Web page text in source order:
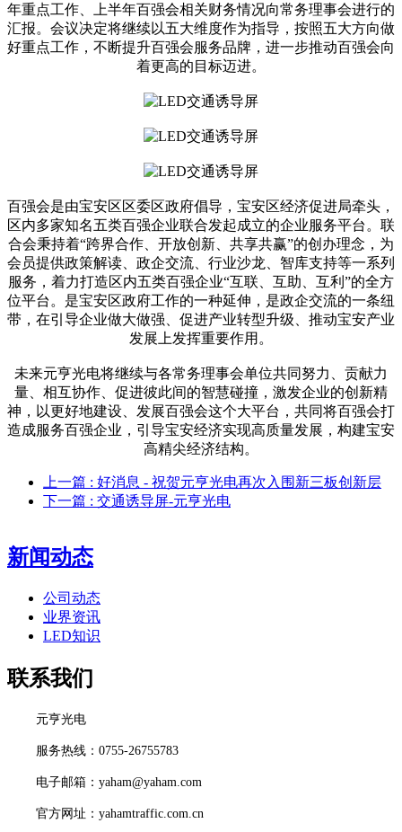
年重点工作、上半年百强会相关财务情况向常务理事会进行的
汇报。会议决定将继续以五大维度作为指导，按照五大方向做
好重点工作，不断提升百强会服务品牌，进一步推动百强会向
着更高的目标迈进。
百强会是由宝安区区委区政府倡导，宝安区经济促进局牵头，
区内多家知名五类百强企业联合发起成立的企业服务平台。联
合会秉持着“跨界合作、开放创新、共享共赢”的创办理念，为
会员提供政策解读、政企交流、行业沙龙、智库支持等一系列
服务，着力打造区内五类百强企业“互联、互助、互利”的全方
位平台。是宝安区政府工作的一种延伸，是政企交流的一条纽
带，在引导企业做大做强、促进产业转型升级、推动宝安产业
发展上发挥重要作用。
未来元亨光电将继续与各常务理事会单位共同努力、贡献力
量、相互协作、促进彼此间的智慧碰撞，激发企业的创新精
神，以更好地建设、发展百强会这个大平台，共同将百强会打
造成服务百强企业，引导宝安经济实现高质量发展，构建宝安
高精尖经济结构。
上一篇 : 好消息 - 祝贺元亨光电再次入围新三板创新层
下一篇 : 交通诱导屏-元亨光电
新闻动态
公司动态
业界资讯
LED知识
联系我们
元亨光电
服务热线：0755-26755783
电子邮箱：yaham@yaham.com
官方网址：yahamtraffic.com.cn